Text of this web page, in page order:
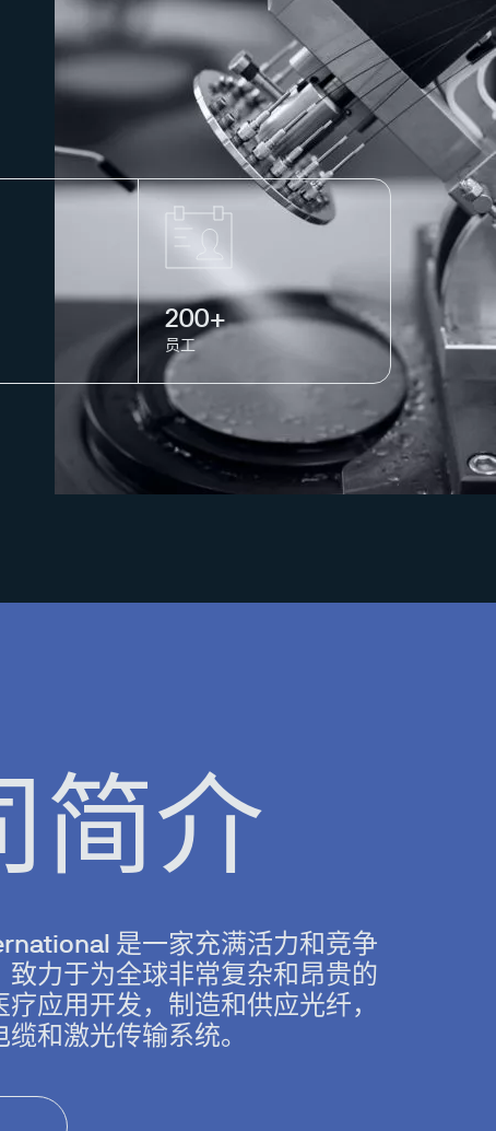
200+
员工
简介
是一家充满活力和竞争
致力于为全球非常复杂和昂贵的
应用开发，制造和供应光纤，
和激光传输系统。